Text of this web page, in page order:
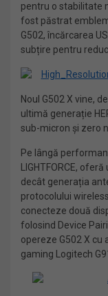
pentru o stabilitate
fost păstrat
G502, încărcarea
subțire pentru
Noul G502 X vine,
ultimă generație
sub-micron și zero
Pe lângă
LIGHTFORCE,
decât generația
protocolului
conecteze două
folosind Device
opereze G502 X cu
gaming Logitech